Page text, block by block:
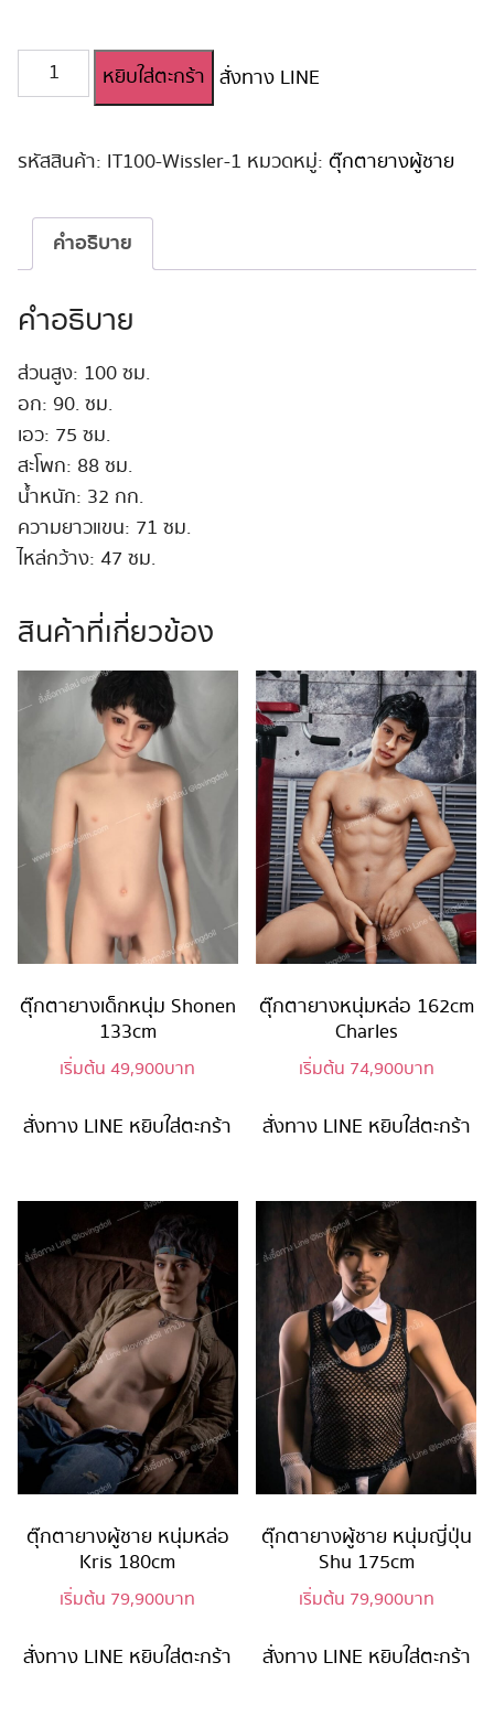
จำนวน
ตุ๊กตา
ท่อน
หล่อ
100cm
#Wissler
หยิบใส่ตะกร้า สั่งทาง LINE
รหัสสินค้า: IT100-Wissler-1 หมวดหมู่: ตุ๊กตายางผู้ชาย
คำอธิบาย
คำอธิบาย
ส่วนสูง: 100 ซม.
อก: 90. ซม.
เอว: 75 ซม.
สะโพก: 88 ซม.
น้ำหนัก: 32 กก.
ความยาวแขน: 71 ซม.
ไหล่กว้าง: 47 ซม.
สินค้าที่เกี่ยวข้อง
ตุ๊กตายางเด็กหนุ่ม Shonen
133cm
เริ่มต้น49,900บาท
สั่งทาง LINE หยิบใส่ตะกร้า
ตุ๊กตายางหนุ่มหล่อ 162cm
Charles
เริ่มต้น 74,900บาท
สั่งทาง LINE หยิบใส่ตะกร้า
ตุ๊กตายางผู้ชาย หนุ่มหล่อ
Kris 180cm
เริ่มต้น 79,900บาท
สั่งทาง LINE หยิบใส่ตะกร้า
ตุ๊กตายางผู้ชาย หนุ่มญี่ปุ่น
Shu 175cm
เริ่มต้น 79,900บาท
สั่งทาง LINE หยิบใส่ตะกร้า